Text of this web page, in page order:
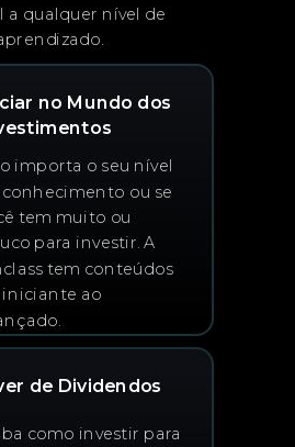
importa o seu nível
conhecimento ou se
tem muito ou
para investir. A
tem conteúdos
iniciante ao
no Mundo dos
a qualquer nível de
de Dividendos
como investir para